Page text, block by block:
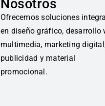
Nosotros
Ofrecemos soluciones
en diseño gráfico, desarrollo
multimedia, marketing
publicidad y material
promocional.